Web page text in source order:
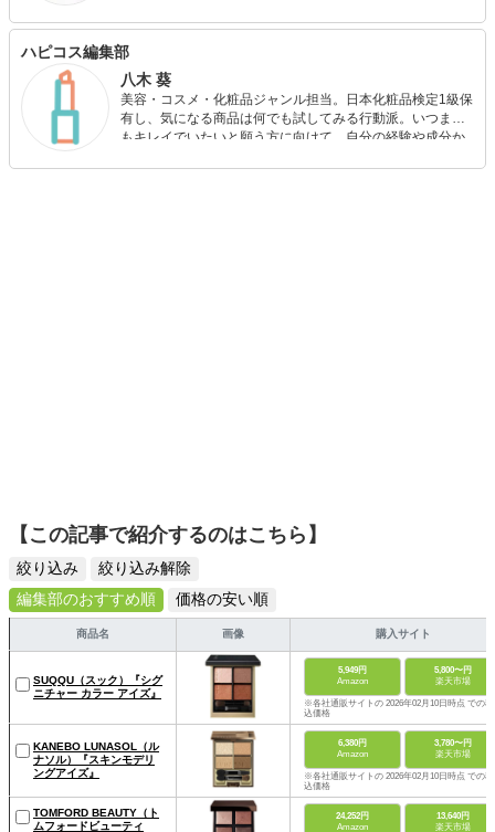
化粧品会社様の社内向けテキスト作成など幅広く活動して
います。 大切にしているのは「消費者目線でものを考える
に、読者のニーズに合うグッズを見極め、みなさんに良い
情報をお届けします。
ハピコス編集部
八木 葵
美容・コスメ・化粧品ジャンル担当。日本化粧品検定1級保
有し、気になる商品は何でも試してみる行動派。いつまで
もキレイでいたいと願う方に向けて、自分の経験や成分か
【この記事で紹介するのはこちら】
絞り込み
絞り込み解除
編集部のおすすめ順
価格の安い順
商品名 画像 購入サイト
SUQQU（スック）『シグ
ニチャー カラー アイズ』
5,949円
Amazon
5,800〜円
楽天市場
※各社通販サイトの 2026年02月10日時点 での税
込価格
KANEBO LUNASOL（ル
ナソル）『スキンモデリ
ングアイズ』
6,380円
Amazon
3,780〜円
楽天市場
※各社通販サイトの 2026年02月10日時点 での税
込価格
TOMFORD BEAUTY（ト
ムフォードビューティ
24,252円
Amazon
13,640円
楽天市場